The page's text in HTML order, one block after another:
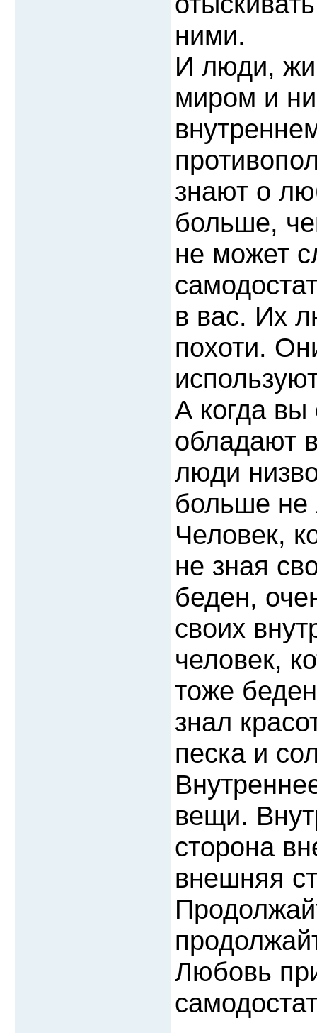
ними.
И люди,
миром и
знают о
больше,
не может
в вас. Их
похоти.
А когда вы
обладают
люди
больше
Человек,
не зная
беден,
своих
человек,
тоже
знал
песка и
вещи.
сторона
внешняя
Любовь